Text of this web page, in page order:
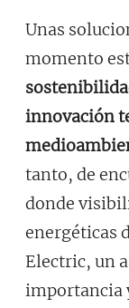
Unas
momento
innovación
tanto, de
donde
energéticas
Electric, un
importancia